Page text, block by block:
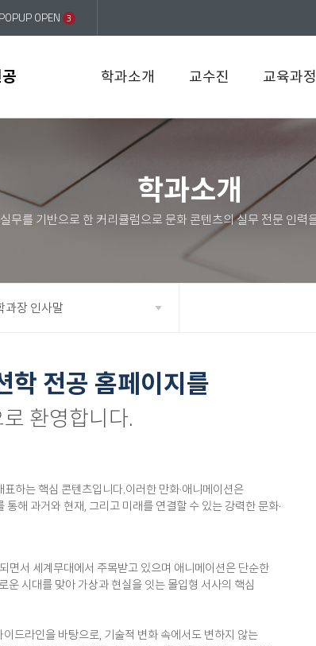
POPUP OPEN 3
학과소개 교수진 교육과정
학과소개
과장 인사말
학 전공 홈페이지를
환영합니다.
하는 핵심 콘텐츠입니다.이러한 만화·애니메이션은
해 과거와 현재, 그리고 미래를 연결할 수 있는 강력한 문화·
면서 세계무대에서 주목받고 있으며 애니메이션은 단순한
시대를 맞아 가상과 현실을 잇는 몰입형 서사의 핵심
드라인을 바탕으로, 기술적 변화 속에서도 변하지 않는